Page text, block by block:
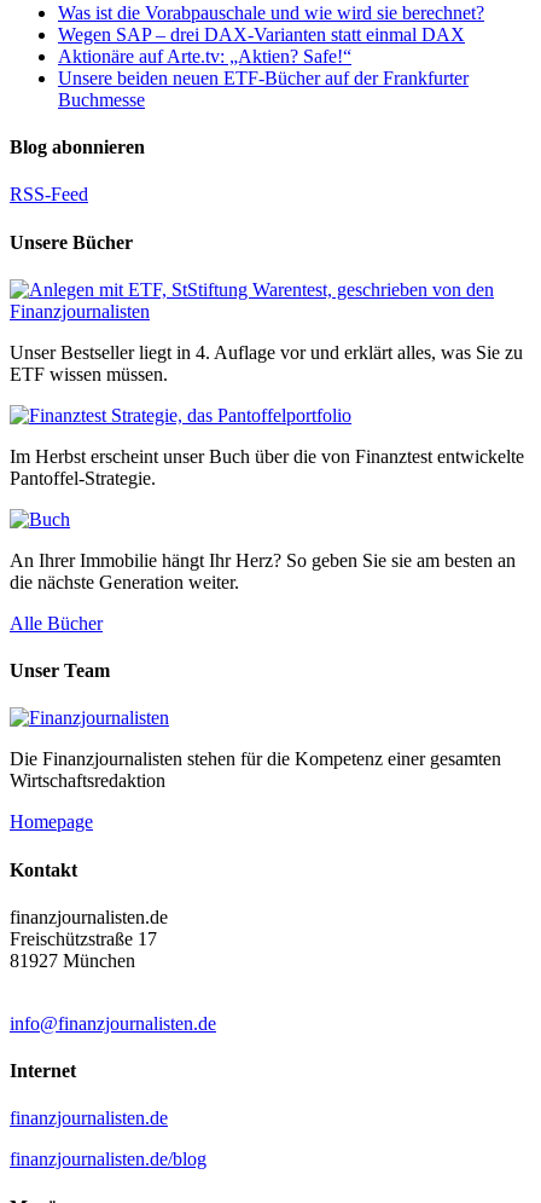
Was ist die Vorabpauschale und wie wird sie berechnet?
Wegen SAP – drei DAX-Varianten statt einmal DAX
Aktionäre auf Arte.tv: „Aktien? Safe!“
Unsere beiden neuen ETF-Bücher auf der Frankfurter
Buchmesse
Blog abonnieren
RSS-Feed
Unsere Bücher
Unser Bestseller liegt in 4. Auflage vor und erklärt alles, was Sie zu
ETF wissen müssen.
Im Herbst erscheint unser Buch über die von Finanztest entwickelte
Pantoffel-Strategie.
An Ihrer Immobilie hängt Ihr Herz? So geben Sie sie am besten an
die nächste Generation weiter.
Alle Bücher
Unser Team
Die Finanzjournalisten stehen für die Kompetenz einer gesamten
Wirtschaftsredaktion
Homepage
Kontakt
finanzjournalisten.de
Freischützstraße 17
81927 München
info@finanzjournalisten.de
Internet
finanzjournalisten.de
finanzjournalisten.de/blog